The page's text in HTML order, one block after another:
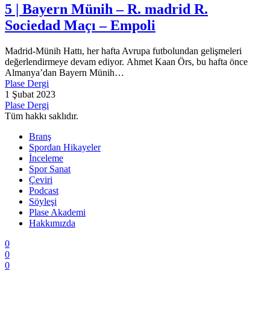
5 | Bayern Münih – R. madrid R.
Sociedad Maçı – Empoli
Madrid-Münih Hattı, her hafta Avrupa futbolundan gelişmeleri
değerlendirmeye devam ediyor. Ahmet Kaan Örs, bu hafta önce
Almanya’dan Bayern Münih…
Plase Dergi
1 Şubat 2023
Plase Dergi
Tüm hakkı saklıdır.
Branş
Spordan Hikayeler
İnceleme
Spor Sanat
Çeviri
Podcast
Söyleşi
Plase Akademi
Hakkımızda
0
0
0